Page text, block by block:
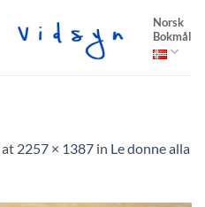
Norsk
Bokmål
at 2257 × 1387 in Le donne alla